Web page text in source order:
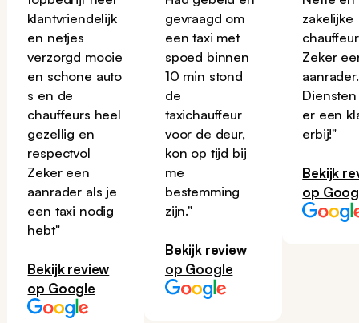
klantvriendelijk
en netjes
verzorgd mooie
en schone auto
s en de
chauffeurs heel
gezellig en
respectvol
Zeker een
aanrader als je
een taxi nodig
hebt"
Bekijk review
op Google
gevraagd om
een taxi met
spoed binnen
10 min stond
de
taxichauffeur
voor de deur,
kon op tijd bij
me
bestemming
zijn."
Bekijk review
op Google
zakelijke
Zeker
er een
erbij!"
Bekijk
op